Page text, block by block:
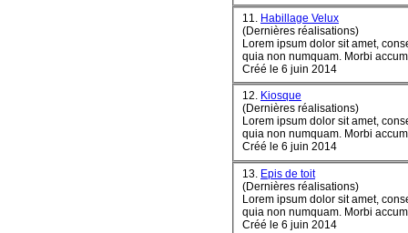
11. Habillage Velux
(Dernières réalisations)
Lorem ipsum dolor sit amet,
quia non
Créé le 6 juin 2014
12. Kiosque
(Dernières réalisations)
Lorem ipsum dolor sit amet,
quia non
Créé le 6 juin 2014
13. Epis de toit
(Dernières réalisations)
Lorem ipsum dolor sit amet,
quia non
Créé le 6 juin 2014